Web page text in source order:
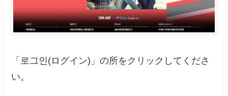
「로그인(ログイン)」の所をクリックしてくださ
い。